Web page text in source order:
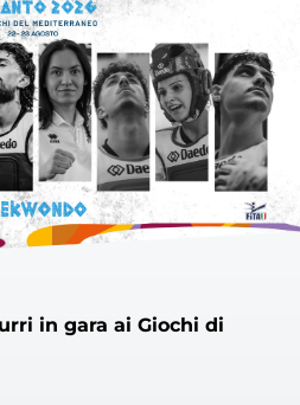
in gara ai Giochi di